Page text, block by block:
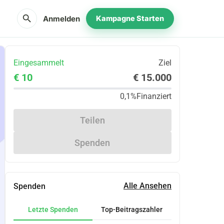
search Anmelden Kampagne Starten
Eingesammelt Ziel
€ 10 € 15.000
0,1%Finanziert
Teilen
Spenden
Spenden Alle Ansehen
Letzte Spenden Top-Beitragszahler